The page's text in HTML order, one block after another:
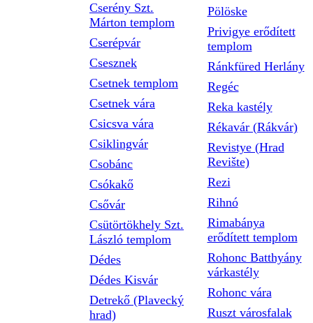
Cserény Szt.
Márton templom
Cserépvár
Csesznek
Csetnek templom
Csetnek vára
Csicsva vára
Csiklingvár
Csobánc
Csókakő
Csővár
Csütörtökhely Szt.
László templom
Dédes
Dédes Kisvár
Detrekő (Plavecký
hrad)
Pölöske
Privigye erődített
templom
Ránkfüred Herlány
Regéc
Reka kastély
Rékavár (Rákvár)
Revistye (Hrad
Revište)
Rezi
Rihnó
Rimabánya
erődített templom
Rohonc Batthyány
várkastély
Rohonc vára
Ruszt városfalak